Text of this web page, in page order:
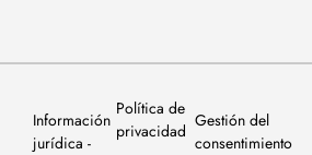
Información
jurídica
Política de
privacidad
Gestión del
consentimiento